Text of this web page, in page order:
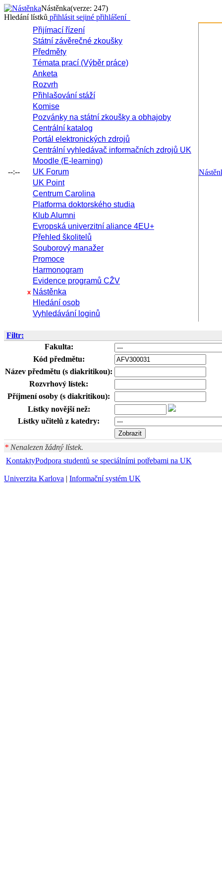
Nástěnka(verze: 247)
Hledání lístků přihlásit sejiné přihlášení
--:--
Přijímací řízení
Státní závěrečné zkoušky
Předměty
Témata prací (Výběr práce)
Anketa
Rozvrh
Přihlašování stáží
Komise
Pozvánky na státní zkoušky a obhajoby
Centrální katalog
Portál elektronických zdrojů
Centrální vyhledávač informačních zdrojů UK
Moodle (E-learning)
UK Forum
UK Point
Centrum Carolina
Platforma doktorského studia
Klub Alumni
Evropská univerzitní aliance 4EU+
Přehled školitelů
Souborový manažer
Promoce
Harmonogram
Evidence programů CŽV
x Nástěnka
Hledání osob
Vyhledávání loginů
Filtr:
Fakulta:
Kód předmětu:
Název předmětu (s diakritikou):
Rozvrhový lístek:
Příjmení osoby (s diakritikou):
Lístky novější než:
Lístky učitelů z katedry:
* Nenalezen žádný lístek.
KontaktyPodpora studentů se speciálními potřebami na UK
Univerzita Karlova | Informační systém UK